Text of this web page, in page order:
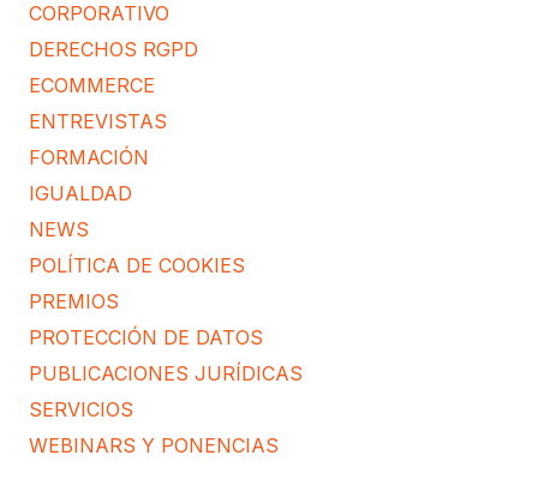
CORPORATIVO
DERECHOS RGPD
ECOMMERCE
ENTREVISTAS
FORMACIÓN
IGUALDAD
NEWS
POLÍTICA DE COOKIES
PREMIOS
PROTECCIÓN DE DATOS
PUBLICACIONES JURÍDICAS
SERVICIOS
WEBINARS Y PONENCIAS